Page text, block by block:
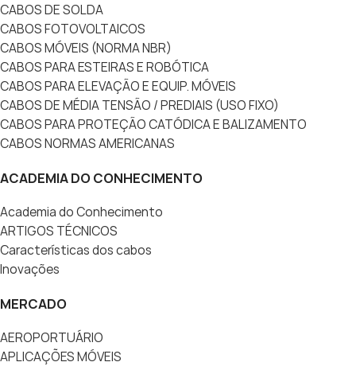
CABOS DE SOLDA
CABOS FOTOVOLTAICOS
CABOS MÓVEIS (NORMA NBR)
CABOS PARA ESTEIRAS E ROBÓTICA
CABOS PARA ELEVAÇÃO E EQUIP. MÓVEIS
CABOS DE MÉDIA TENSÃO / PREDIAIS (USO FIXO)
CABOS PARA PROTEÇÃO CATÓDICA E BALIZAMENTO
CABOS NORMAS AMERICANAS
ACADEMIA DO CONHECIMENTO
Academia do Conhecimento
ARTIGOS TÉCNICOS
Características dos cabos
Inovações
MERCADO
AEROPORTUÁRIO
APLICAÇÕES MÓVEIS